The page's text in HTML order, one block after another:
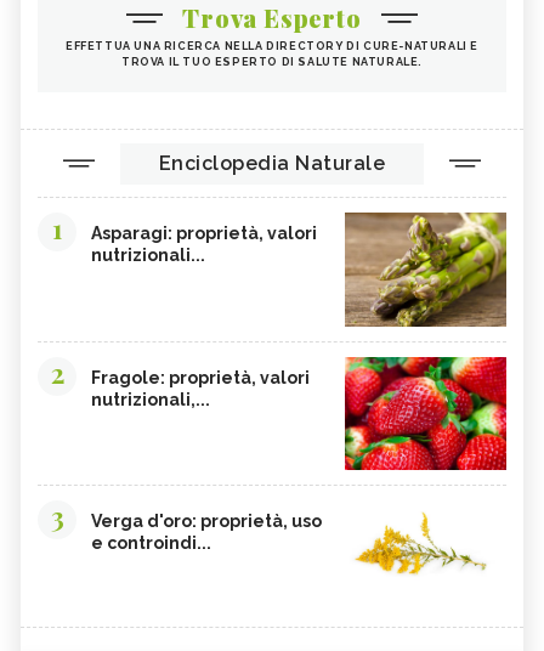
Trova Esperto
EFFETTUA UNA RICERCA NELLA DIRECTORY DI CURE-NATURALI E
TROVA IL TUO ESPERTO DI SALUTE NATURALE.
Enciclopedia Naturale
1
Asparagi: proprietà, valori
nutrizionali...
2
Fragole: proprietà, valori
nutrizionali,...
3
Verga d'oro: proprietà, uso
e controindi...